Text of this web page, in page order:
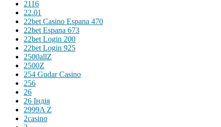
2116
22.01
22bet Casino Espana 470
22bet Espana 673
22bet Login 200
22bet Login 925
2500allZ
2500Z
254 Gudar Casino
256
26
26 Індія
2999A Z
2casino